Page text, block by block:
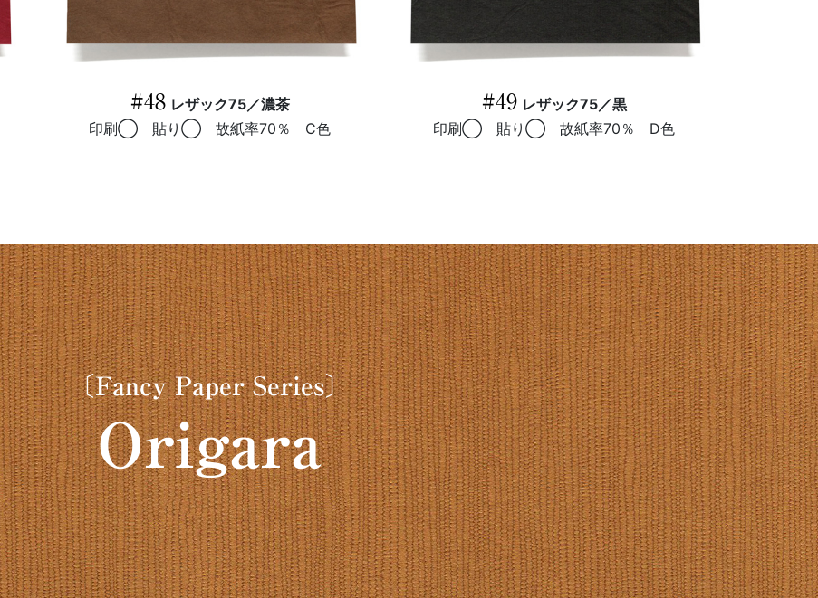
#48 レザック75／濃茶
印刷◯ 貼り◯ 故紙率70％ C色
#49 レザック75／黒
印刷◯ 貼り◯ 故紙率70％ D色
〔Fancy Paper Series〕
Origara